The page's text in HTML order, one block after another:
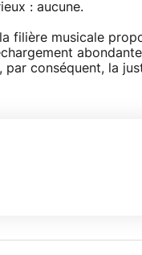
: aucune.
filière musicale
conséquent, la